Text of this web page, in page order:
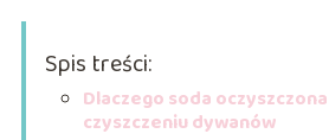
Spis treści:
Dlaczego soda
czyszczeniu dywanów